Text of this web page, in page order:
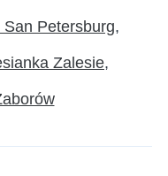
San Petersburg
Zalesie